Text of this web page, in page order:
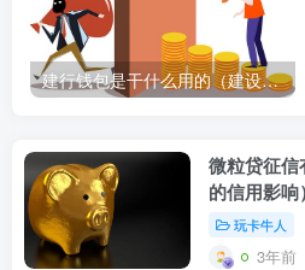
建行钱包是干什么用的（建设银行钱包的功能和用途简介）
微粒贷征
的信用影响）
玩卡牛人
3年前